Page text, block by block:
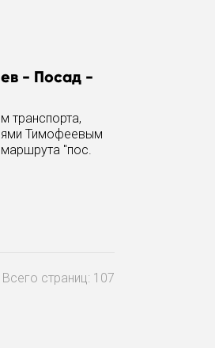
- Посад -
транспорта,
Тимофеевым
"пос.
Всего страниц: 107